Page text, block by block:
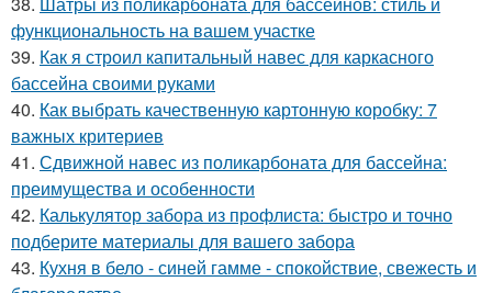
функциональность на вашем участке
39. Как я строил капитальный навес для каркасного
бассейна своими руками
40. Как выбрать качественную картонную коробку: 7
важных критериев
41. Сдвижной навес из поликарбоната для бассейна:
преимущества и особенности
42. Калькулятор забора из профлиста: быстро и точно
подберите материалы для вашего забора
43. Кухня в бело - синей гамме - спокойствие, свежесть и